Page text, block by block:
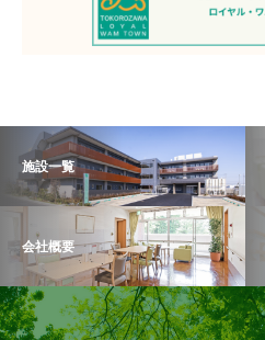
施設一覧
会社概要